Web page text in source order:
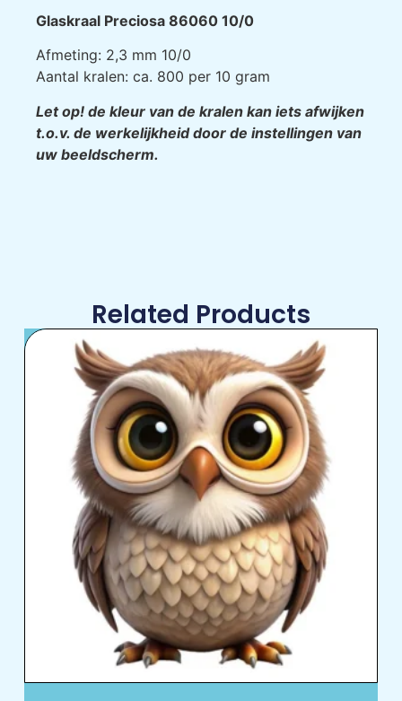
Glaskraal Preciosa 86060 10/0
Afmeting: 2,3 mm 10/0
Aantal kralen: ca. 800 per 10 gram
Let op! de kleur van de kralen kan iets afwijken
t.o.v. de werkelijkheid door de instellingen van
uw beeldscherm.
Related Products